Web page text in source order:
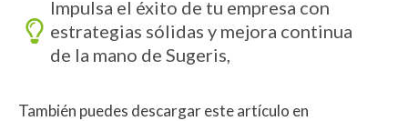
Impulsa el éxito de tu empresa con
estrategias sólidas y mejora continua
de la mano de Sugeris,
También puedes descargar este artículo en